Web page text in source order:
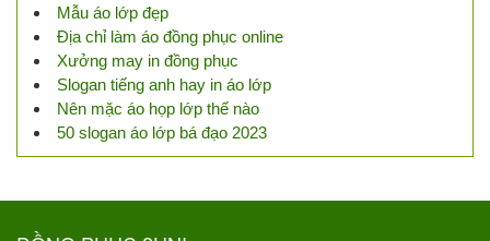
Mẫu áo lớp đẹp
Địa chỉ làm áo đồng phục online
Xưởng may in đồng phục
Slogan tiếng anh hay in áo lớp
Nên mặc áo họp lớp thế nào
50 slogan áo lớp bá đạo 2023